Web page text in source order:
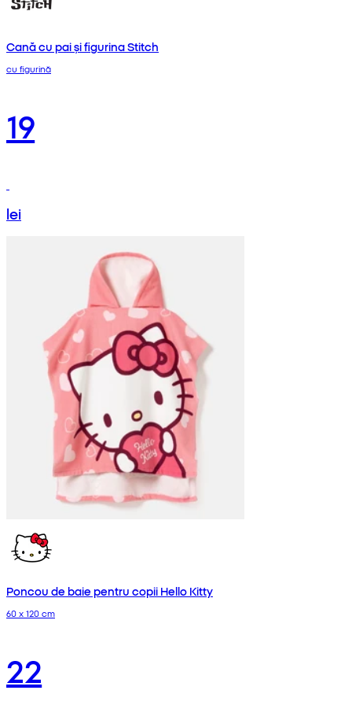
Cană cu pai și figurina Stitch
cu figurină
19
lei
Poncou de baie pentru copii Hello Kitty
60 x 120 cm
22